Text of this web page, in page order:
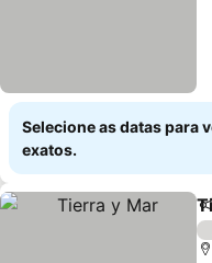
Selecione as datas para
exatos.